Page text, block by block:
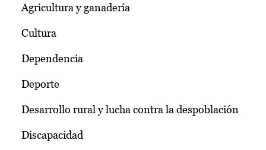
Agricultura y ganadería
Cultura
Dependencia
Deporte
Desarrollo rural y lucha contra la despoblación
Discapacidad